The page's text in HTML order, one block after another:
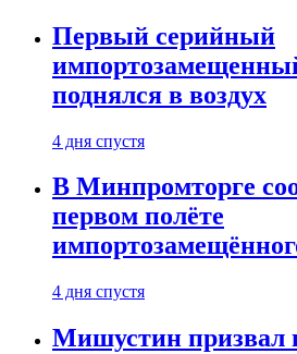
Первый серийный
поднялся в воздух
4 дня спустя
В Минпромторге
первом полёте
4 дня спустя
Мишустин призвал